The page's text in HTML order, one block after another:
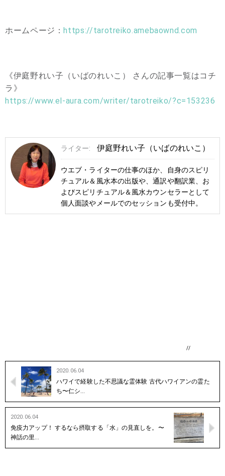
ホームページ： https://tarotreiko.amebaownd.com
《伊庭野れい子（いばのれいこ） さんの記事一覧はコチ
ラ》
https://www.el-aura.com/writer/tarotreiko/?c=153236
ライター: 伊庭野れい子（いばのれいこ）
ウエブ・ライターの仕事のほか、自身のスピリ
チュアル＆風水本の出版や、通訳や翻訳業、お
よびスピリチュアル＆風水カウンセラーとして
個人面談やメールでのセッションも受付中。
//
2020.06.04
ハワイで経験した不思議な霊体験 古代ハワイアンの霊た
ち〜仁シ…
2020.06.04
免疫力アップ！ するなら摂取する「水」の見直しを。〜
神話の里…